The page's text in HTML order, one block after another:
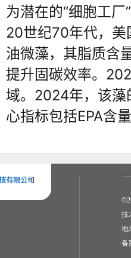
为潜在的“细胞工
20世纪70年代，美
油微藻，其脂质含
提升固碳效率。
域。2024年，该藻
心指标包括EPA含
技
地
备